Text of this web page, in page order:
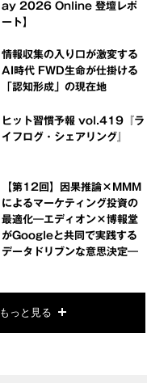
ay 2026 Online 登壇レポ
ート】
情報収集の入り口が激変する
AI時代 FWD生命が仕掛ける
「認知形成」の現在地
ヒット習慣予報 vol.419『ラ
イフログ・シェアリング』
【第12回】因果推論×MMM
によるマーケティング投資の
最適化―エディオン×博報堂
がGoogleと共同で実践する
データドリブンな意思決定―
もっと見る